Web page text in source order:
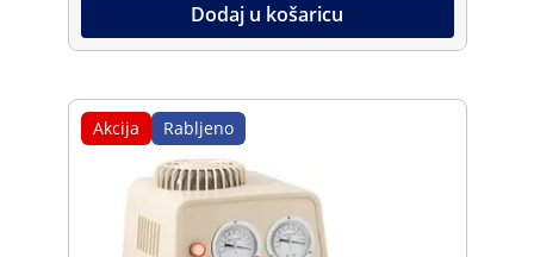
Dodaj u košaricu
Akcija Rabljeno